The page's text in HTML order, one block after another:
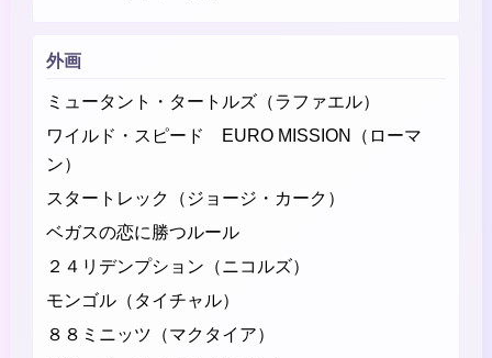
外画
ミュータント・タートルズ（ラファエル）
ワイルド・スピード EURO MISSION（ローマ
ン）
スタートレック（ジョージ・カーク）
ベガスの恋に勝つルール
２４リデンプション（ニコルズ）
モンゴル（タイチャル）
８８ミニッツ（マクタイア）